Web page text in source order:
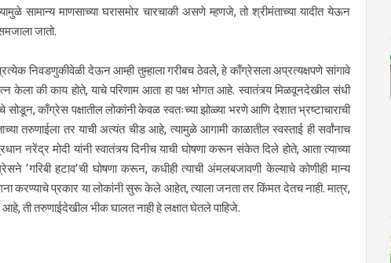
सामान्य माणसाच्या घरासमोर चारचाकी असणे म्हणजे, तो श्रीमंताच्या यादीत येऊन
जातो.
निवडणुकीवेळी देऊन आम्ही तुम्हाला गरीबच ठेवले, हे काँग्रेसला अप्रत्यक्षपणे सांगावे
केला की काय होते, याचे परिणाम आता हा पक्ष भोगत आहे. स्वातंत्र्य मिळवूनदेखील संधी
काँग्रेस पक्षातील लोकांनी केवळ स्वतःच्या झोळ्या भरणे आणि देशात भ्रष्टाचाराची
तरुणाईला तर याची अत्यंत चीड आहे, त्यामुळे आगामी काळातील स्वस्ताई ही सर्वांनाच
नरेंद्र मोदी यांनी स्वातंत्र्य दिनीच याची घोषणा करून संकेत दिले होते, आता त्याच्या
‘गरिबी हटाव’ची घोषणा करून, कधीही त्याची अंमलबजावणी केल्याचे कोणीही मान्य
करण्याचे प्रकार या लोकांनी सुरू केले आहेत, त्याला जनता तर किंमत देतच नाही. मात्र,
ती तरुणाईदेखील भीक घालत नाही हे लक्षात घेतले पाहिजे.